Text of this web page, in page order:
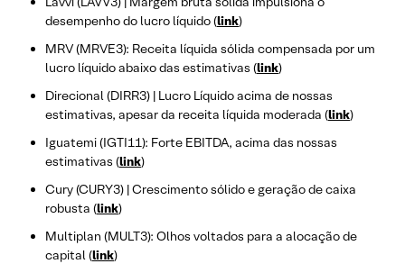
desempenho do lucro líquido (link)
MRV (MRVE3): Receita líquida sólida compensada por um
lucro líquido abaixo das estimativas (link)
Direcional (DIRR3) | Lucro Líquido acima de nossas
estimativas, apesar da receita líquida moderada (link)
Iguatemi (IGTI11): Forte EBITDA, acima das nossas
estimativas (link)
Cury (CURY3) | Crescimento sólido e geração de caixa
robusta (link)
Multiplan (MULT3): Olhos voltados para a alocação de
capital (link)